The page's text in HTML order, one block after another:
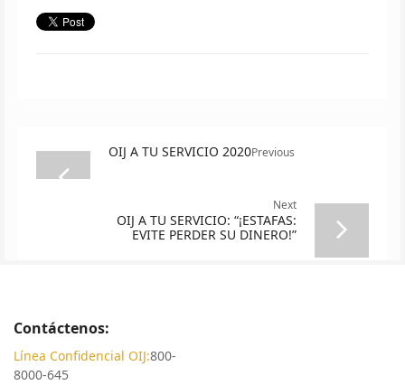
Previous
OIJ A TU SERVICIO 2020
Next
OIJ A TU SERVICIO: “¡ESTAFAS:
EVITE PERDER SU DINERO!”
Contáctenos:
Línea Confidencial OIJ:800-
8000-645